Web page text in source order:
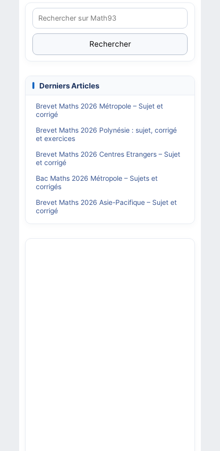
Rechercher
Derniers Articles
Brevet Maths 2026 Métropole – Sujet et
corrigé
Brevet Maths 2026 Polynésie : sujet, corrigé
et exercices
Brevet Maths 2026 Centres Etrangers – Sujet
et corrigé
Bac Maths 2026 Métropole – Sujets et
corrigés
Brevet Maths 2026 Asie-Pacifique – Sujet et
corrigé